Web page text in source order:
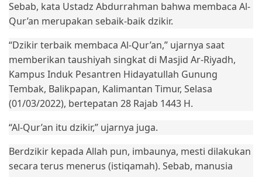
Sebab, kata Ustadz Abdurrahman bahwa membaca Al-
Qur’an merupakan sebaik-baik dzikir.
“Dzikir terbaik membaca Al-Qur’an,” ujarnya saat
memberikan taushiyah singkat di Masjid Ar-Riyadh,
Kampus Induk Pesantren Hidayatullah Gunung
Tembak, Balikpapan, Kalimantan Timur, Selasa
(01/03/2022), bertepatan 28 Rajab 1443 H.
“Al-Qur’an itu dzikir,” ujarnya juga.
Berdzikir kepada Allah pun, imbaunya, mesti dilakukan
secara terus menerus (istiqamah). Sebab, manusia